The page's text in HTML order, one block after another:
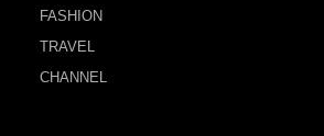
FASHION
TRAVEL
CHANNEL